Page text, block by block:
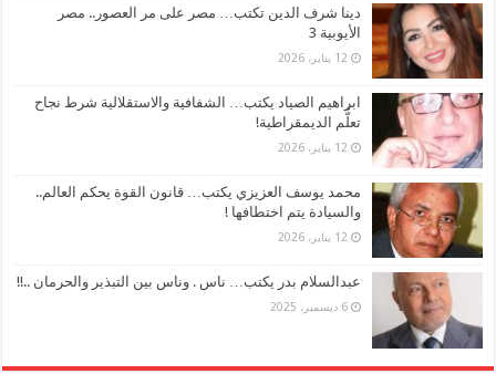
دينا شرف الدين تكتب… مصر على مر العصور.. مصر
الأيوبية 3
12 يناير، 2026
ابراهيم الصياد يكتب… الشفافية والاستقلالية شرط نجاح
تعلُّم الديمقراطية!
12 يناير، 2026
محمد يوسف العزيزي يكتب… قانون القوة يحكم العالم..
والسيادة يتم اختطافها !
12 يناير، 2026
عبدالسلام بدر يكتب… ناس . وناس بين التبذير والحرمان ..!!
6 ديسمبر، 2025